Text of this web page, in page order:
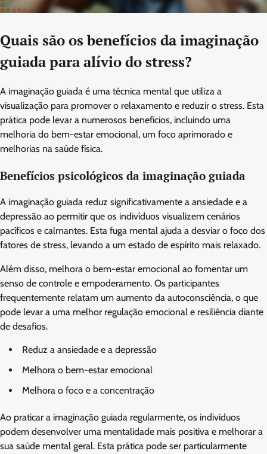
Quais são os benefícios da imaginação
guiada para alívio do stress?
A imaginação guiada é uma técnica mental que utiliza a
visualização para promover o relaxamento e reduzir o stress. Esta
prática pode levar a numerosos benefícios, incluindo uma
melhoria do bem-estar emocional, um foco aprimorado e
melhorias na saúde física.
Benefícios psicológicos da imaginação guiada
A imaginação guiada reduz significativamente a ansiedade e a
depressão ao permitir que os indivíduos visualizem cenários
pacíficos e calmantes. Esta fuga mental ajuda a desviar o foco dos
fatores de stress, levando a um estado de espírito mais relaxado.
Além disso, melhora o bem-estar emocional ao fomentar um
senso de controle e empoderamento. Os participantes
frequentemente relatam um aumento da autoconsciência, o que
pode levar a uma melhor regulação emocional e resiliência diante
de desafios.
Reduz a ansiedade e a depressão
Melhora o bem-estar emocional
Melhora o foco e a concentração
Ao praticar a imaginação guiada regularmente, os indivíduos
podem desenvolver uma mentalidade mais positiva e melhorar a
sua saúde mental geral. Esta prática pode ser particularmente